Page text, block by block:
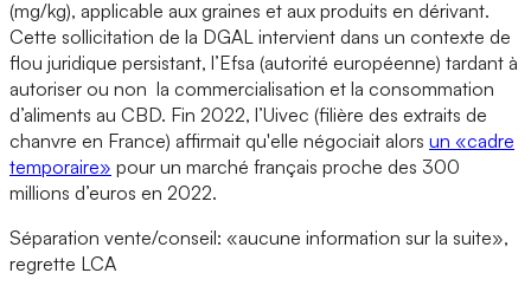
(mg/kg), applicable aux graines et aux produits en dérivant.
Cette sollicitation de la DGAL intervient dans un contexte de
flou juridique persistant, l’Efsa (autorité européenne) tardant à
autoriser ou non la commercialisation et la consommation
d’aliments au CBD. Fin 2022, l’Uivec (filière des extraits de
chanvre en France) affirmait qu'elle négociait alors un «cadre
temporaire» pour un marché français proche des 300
millions d’euros en 2022.
Séparation vente/conseil: «aucune information sur la suite»,
regrette LCA